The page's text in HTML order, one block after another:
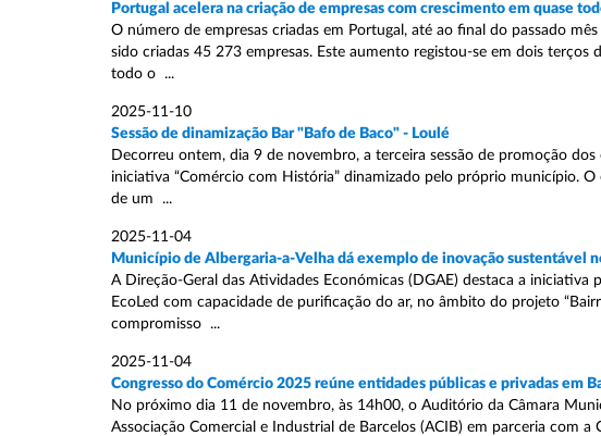
Portugal acelera na criação de empresas com crescimento em quase
O número de empresas criadas em Portugal, até ao final do passado
sido criadas 45 273 empresas. Este aumento registou-se em dois
todo o ...
2025-11-10
Sessão de dinamização Bar "Bafo de Baco" - Loulé
Decorreu ontem, dia 9 de novembro, a terceira sessão de promoção
iniciativa “Comércio com História” dinamizado pelo próprio município.
de um ...
2025-11-04
Município de Albergaria-a-Velha dá exemplo de inovação sustentável
A Direção-Geral das Atividades Económicas (DGAE) destaca a
EcoLed com capacidade de purificação do ar, no âmbito do projeto
compromisso ...
2025-11-04
Congresso do Comércio 2025 reúne entidades públicas e privadas em
No próximo dia 11 de novembro, às 14h00, o Auditório da Câmara
Associação Comercial e Industrial de Barcelos (ACIB) em parceria com